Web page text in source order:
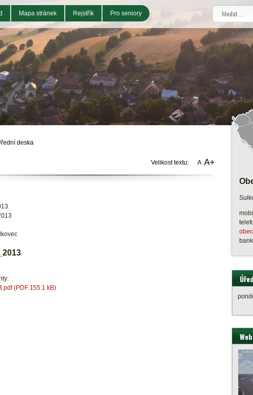
Mapa stránek Rejstřík Pro seniory
deska
Velikost textu: A A+
(PDF 155.1 kB)